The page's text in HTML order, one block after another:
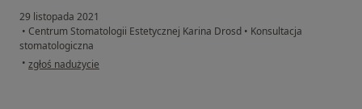
29 listopada 2021
• Centrum Stomatologii Estetycznej Karina Drosd • Konsultacja
stomatologiczna
• w opinii użytkownika Karolina W.
zgłoś nadużycie